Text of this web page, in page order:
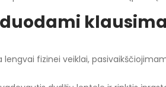
lengvai fizinei veiklai,